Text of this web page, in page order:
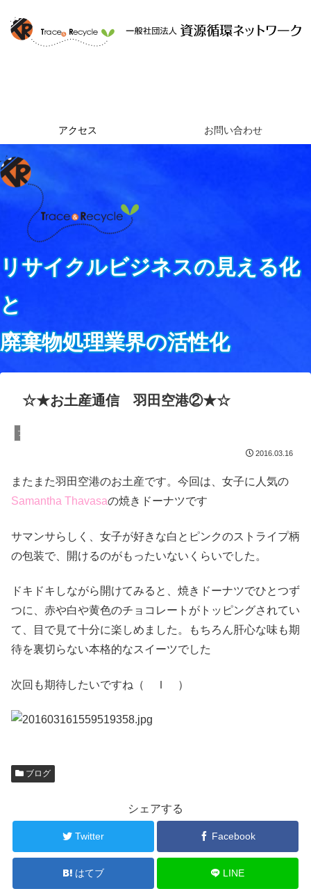
アクセス お問い合わせ
リサイクルビジネスの見える化
と
廃棄物処理業界の活性化
☆★お土産通信 羽田空港②★☆
ブログ
2016.03.16
またまた羽田空港のお土産です。今回は、女子に人気の
Samantha Thavasaの焼きドーナツです
サマンサらしく、女子が好きな白とピンクのストライプ柄
の包装で、開けるのがもったいないくらいでした。
ドキドキ しながら開けてみると、焼きドーナツでひとつず
つに、赤や白や黄色のチョコレートがトッピングされてい
て、目で見て十分に楽しめました。もちろん肝心な味も期
待を裏切らない本格的なスイーツでした
次回も期待したいですね （ Ｉ ）
ブログ
シェアする
Twitter Facebook
はてブ LINE